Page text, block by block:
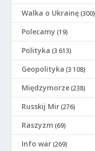
Walka o Ukrainę (300)
Polecamy (19)
Polityka (3 613)
Geopolityka (3 108)
Międzymorze (238)
Russkij Mir (276)
Raszyzm (69)
Info war (269)